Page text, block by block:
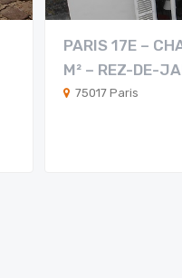
PARIS 17E –
M² – REZ-DE-
75017 Paris